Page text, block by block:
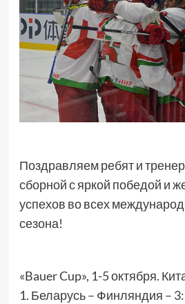
Поздравляем ребят и
сборной с яркой победой и
успехов во всех
сезона!
«Bauer Cup», 1-5 октября.
1. Беларусь – Финляндия –